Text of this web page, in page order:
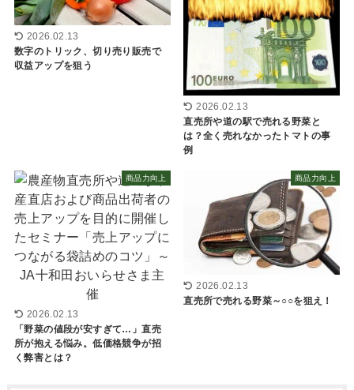
2026.02.13
数字のトリック、切り売り販売で
収益アップを狙う
2026.02.13
直売所や道の駅で売れる野菜と
は？全く売れなかったトマトの事
例
商品力向上
2026.02.13
「野菜の値段が安すぎて…」直売
所が抱える悩み。低価格競争が招
く弊害とは？
商品力向上
2026.02.13
直売所で売れる野菜～○○を狙え！